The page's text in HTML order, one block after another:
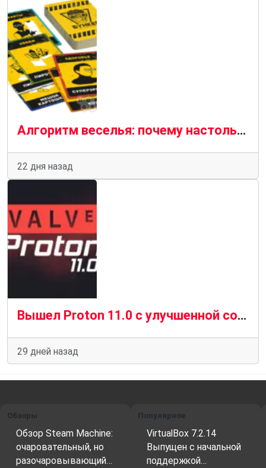
Алгоритм веселья: почему настольные игры и программирование — родственные души
22 дня назад
Вышел Proton 11.0 с улучшенной совместимостью для игр на Linux
29 дней назад
Обзоры
Обзор Steam Machine:
очаровательный, но
разочаровывающий…
Популярное
VirtualBox 7.2.14
Выпущен с начальной
поддержкой…